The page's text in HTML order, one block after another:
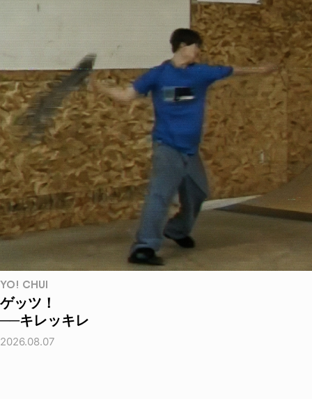
YO! CHUI
ゲッツ！
──キレッキレ
2026.08.07